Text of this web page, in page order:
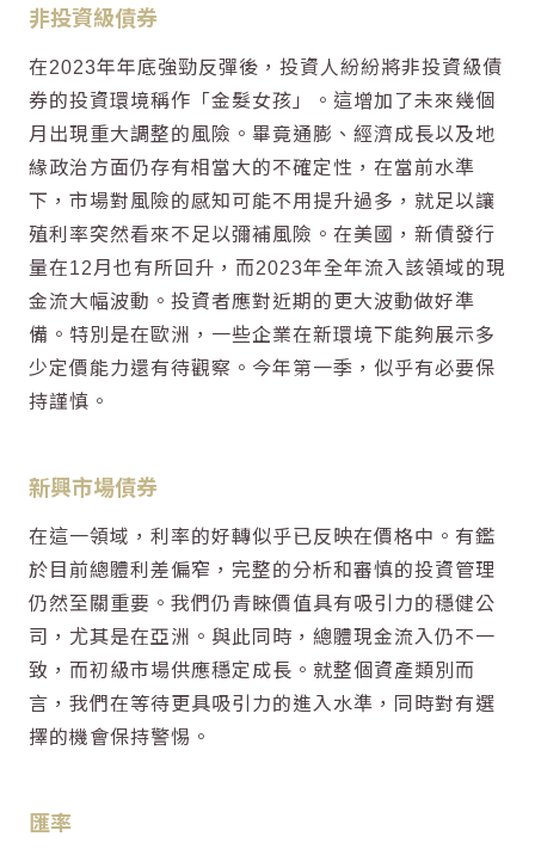
非投資級債券
在2023年年底強勁反彈後，投資人紛紛將非投資級債
券的投資環境稱作「金髮女孩」。這增加了未來幾個
月出現重大調整的風險。畢竟通膨、經濟成長以及地
緣政治方面仍存有相當大的不確定性，在當前水準
下，市場對風險的感知可能不用提升過多，就足以讓
殖利率突然看來不足以彌補風險。在美國，新債發行
量在12月也有所回升，而2023年全年流入該領域的現
金流大幅波動。投資者應對近期的更大波動做好準
備。特別是在歐洲，一些企業在新環境下能夠展示多
少定價能力還有待觀察。今年第一季，似乎有必要保
持謹慎。
新興市場債券
在這一領域，利率的好轉似乎已反映在價格中。有鑑
於目前總體利差偏窄，完整的分析和審慎的投資管理
仍然至關重要。我們仍青睞價值具有吸引力的穩健公
司，尤其是在亞洲。與此同時，總體現金流入仍不一
致，而初級市場供應穩定成長。就整個資產類別而
言，我們在等待更具吸引力的進入水準，同時對有選
擇的機會保持警惕。
匯率